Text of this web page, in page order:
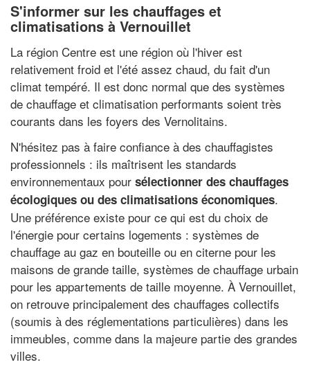
S'informer sur les chauffages et
climatisations à Vernouillet
La région Centre est une région où l'hiver est
relativement froid et l'été assez chaud, du fait d'un
climat tempéré. Il est donc normal que des systèmes
de chauffage et climatisation performants soient très
courants dans les foyers des Vernolitains.
N'hésitez pas à faire confiance à des chauffagistes
professionnels : ils maîtrisent les standards
environnementaux pour sélectionner des chauffages
écologiques ou des climatisations économiques.
Une préférence existe pour ce qui est du choix de
l'énergie pour certains logements : systèmes de
chauffage au gaz en bouteille ou en citerne pour les
maisons de grande taille, systèmes de chauffage urbain
pour les appartements de taille moyenne. À Vernouillet,
on retrouve principalement des chauffages collectifs
(soumis à des réglementations particulières) dans les
immeubles, comme dans la majeure partie des grandes
villes.